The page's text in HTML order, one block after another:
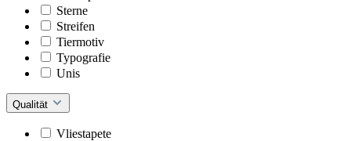
Sterne
Streifen
Tiermotiv
Typografie
Unis
Qualität
Vliestapete